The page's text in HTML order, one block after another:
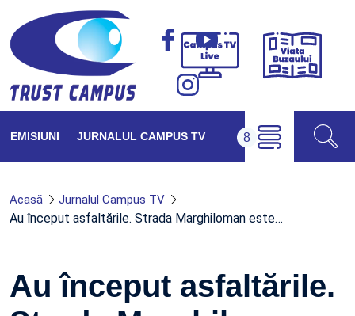
Campus
Viața
EMISIUNI JURNALUL CAMPUS TV
Acasă Jurnalul Campus TV
Au început asfaltările. Strada Marghiloman este…
Au început asfaltările.